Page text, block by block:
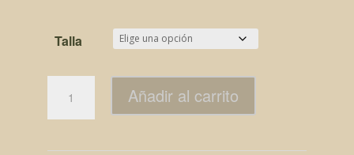
Talla
Añadir al carrito